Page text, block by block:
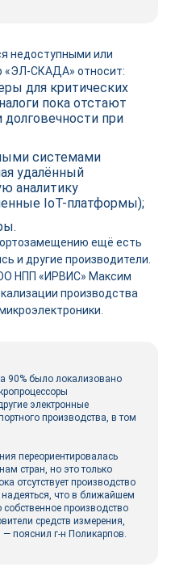
недоступными или
СКАДА» относит:
для критических
пока отстают
при
системами
удалённый
аналитику
IoT-платформы);
ещё есть
и другие производители.
НПП «ИРВИС» Максим
производства
90% было локализовано
электронные
производства, в том
переориентировалась
стран, но это только
отсутствует производство
что в ближайшем
производство
средств измерения,
пояснил г-н Поликарпов.